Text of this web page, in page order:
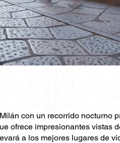
con un recorrido nocturno
ofrece impresionantes
a los mejores lugares de